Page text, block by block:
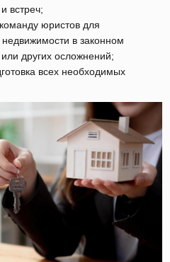
встреч;
юристов для
в законном
других осложнений;
всех необходимых